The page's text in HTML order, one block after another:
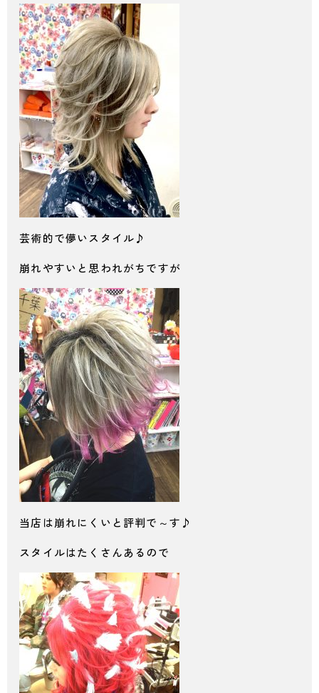
芸術的で儚いスタイル♪
崩れやすいと思われがちですが
当店は崩れにくいと評判で～す♪
スタイルはたくさんあるので